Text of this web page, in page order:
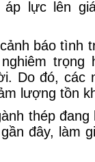
lực lên
báo tình
trọng
Do đó, các
lượng tồn
thép
đây, làm